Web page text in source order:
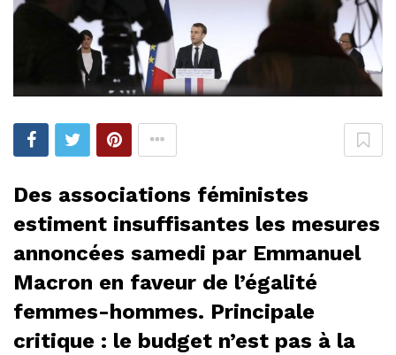
Des associations féministes
estiment insuffisantes les mesures
annoncées samedi par Emmanuel
Macron en faveur de l’égalité
femmes-hommes. Principale
critique : le budget n’est pas à la